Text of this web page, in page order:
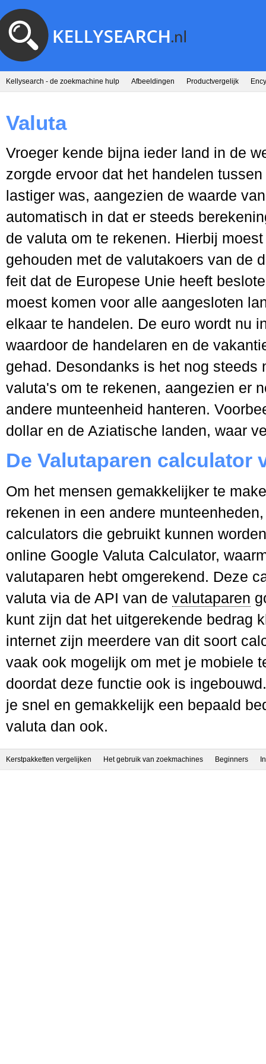
Kellysearch - de zoekmachine hulp Afbeeldingen Productvergelijk
Valuta
Vroeger kende bijna ieder land in de
zorgde ervoor dat het handelen
lastiger was, aangezien de waarde
automatisch in dat er steeds
de valuta om te rekenen. Hierbij
gehouden met de valutakoers van de
feit dat de Europese Unie heeft
moest komen voor alle aangesloten
elkaar te handelen. De euro wordt nu
waardoor de handelaren en de
gehad. Desondanks is het nog
valuta's om te rekenen, aangezien er
andere munteenheid hanteren.
dollar en de Aziatische landen, waar
De Valutaparen calculator
Om het mensen gemakkelijker te
rekenen in een andere
calculators die gebruikt kunnen
online Google Valuta Calculator,
valutaparen hebt omgerekend. Deze
valuta via de API van de valutaparen
kunt zijn dat het uitgerekende bedrag
internet zijn meerdere van dit soort
vaak ook mogelijk om met je mobiele
doordat deze functie ook is
je snel en gemakkelijk een bepaald
valuta dan ook.
Kerstpakketten vergelijken Het gebruik van zoekmachines Beginners